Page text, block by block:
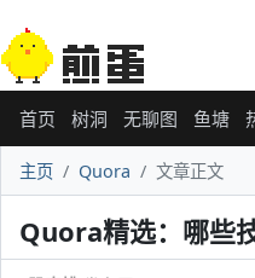
首页 树洞 无聊图 鱼塘
主页 Quora 文章正文
Quora精选：哪些